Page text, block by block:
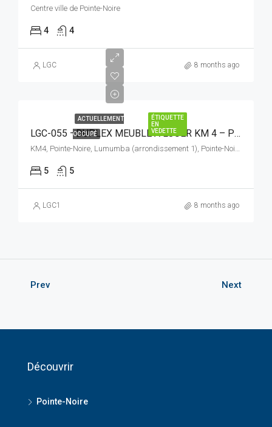
Centre ville de Pointe-Noire
4 4
LGC 8 months ago
ÉTIQUETTE
EN
VEDETTE
ACTUELLEMENT
OCCUPÉ LGC-055 –DUPLEX MEUBLÉ A LOUER KM 4 – PEMBA
KM4, Pointe-Noire, Lumumba (arrondissement 1), Pointe-Noire (commune), Pointe-Noire (département), Congo-Brazzaville
5 5
LGC1 8 months ago
Prev Next
Découvrir
Pointe-Noire